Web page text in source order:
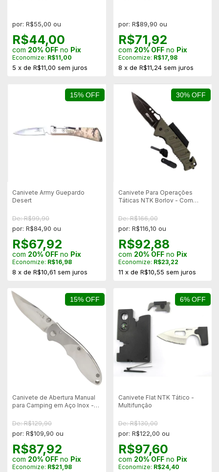
por: R$55,00 ou
R$44,00
com 20% OFF no Pix
Economize: R$11,00
5 x de R$11,00 sem juros
por: R$89,90 ou
R$71,92
com 20% OFFno Pix
Economize: R$17,98
8 x de R$11,24 sem juros
15% OFF
Canivete Army Guepardo
Desert
De: R$99,90
por: R$84,90 ou
R$67,92
com 20% OFF no Pix
Economize: R$16,98
8 x de R$10,61 sem juros
30% OFF
Canivete Para Operações
Táticas NTK Borlov - Com
De: R$166,00
por: R$116,10 ou
R$92,88
com 20% OFFno Pix
Economize: R$23,22
11 x de R$10,55 sem juros
15% OFF
Canivete de Abertura Manual
para Camping em Aço Inox -
De: R$129,90
por: R$109,90 ou
R$87,92
com 20% OFF no Pix
Economize: R$21,98
6% OFF
Canivete Flat NTK Tático -
Multifunção
De: R$130,00
por: R$122,00 ou
R$97,60
com 20% OFFno Pix
Economize: R$24,40